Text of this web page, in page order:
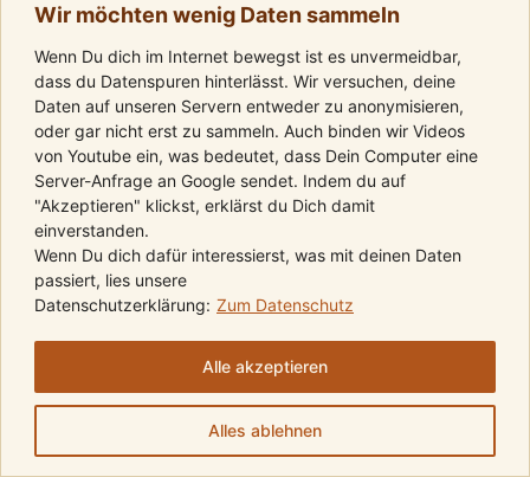
Wir möchten wenig Daten sammeln
Wenn Du dich im Internet bewegst ist es unvermeidbar,
dass du Datenspuren hinterlässt. Wir versuchen, deine
Daten auf unseren Servern entweder zu anonymisieren,
oder gar nicht erst zu sammeln. Auch binden wir Videos
von Youtube ein, was bedeutet, dass Dein Computer eine
Server-Anfrage an Google sendet. Indem du auf
"Akzeptieren" klickst, erklärst du Dich damit
einverstanden.
Wenn Du dich dafür interessierst, was mit deinen Daten
passiert, lies unsere
Datenschutzerklärung: Zum Datenschutz
Alles ablehnen
Alle akzeptieren
Folge uns auf Instagram
Komm in die Telegram-Gruppe
Folge uns auf Youtube
KalenderKontaktAGBsImpressumDatenschutz